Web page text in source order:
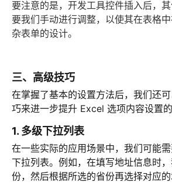
要注意的是，开发工具控件插入后，
要我们手动进行调整，以使其在表格
杂表单的设计。
三、高级技巧
在掌握了基本的设置方法后，我们还
巧来进一步提升 Excel 选项内容设置的
1. 多级下拉列表
在一些实际的应用场景中，我们可能
下拉列表。例如，在填写地址信息时
份，然后根据所选的省份再选择对应